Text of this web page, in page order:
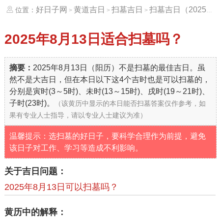
位置： 好日子网 > 黄道吉日 > 扫墓吉日 > 扫墓吉日（20250813）
2025年8月13日 适合扫墓吗？
摘要： 2025年8月13日（阳历）不是扫墓的最佳吉日。虽
然不是大吉日，但在本日以下这4个吉时也是可以扫墓的，
分别是寅时(3～5时)、未时(13～15时)、戌时(19～21时)、
子时(23时)。
（该黄历中显示的本日能否扫墓答案仅作参考，如
果有专业人士指导，请以专业人士建议为准）
温馨提示：选扫墓的好日子，要科学合理作为前提，避免
该日子对工作、学习等造成不利影响。
关于吉日问题：
2025年8月13日可以扫墓吗？
黄历中的解释：